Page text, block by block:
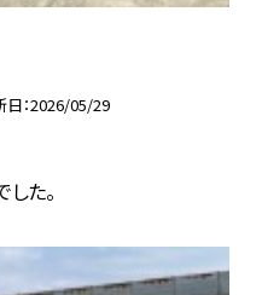
日 2026/05/29
た。